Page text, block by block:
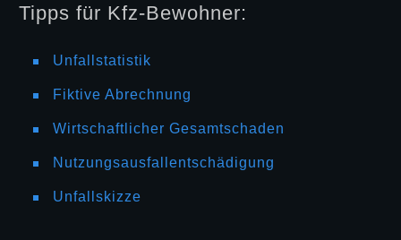
Tipps für Kfz-Bewohner:
Unfallstatistik
Fiktive Abrechnung
Wirtschaftlicher Gesamtschaden
Nutzungsausfallentschädigung
Unfallskizze